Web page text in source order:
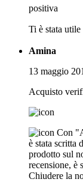
positiva
Ti è stata utile
Amina
13 maggio
Acquisto
Con
è stata scritta
prodotto sul
recensione, è
Chiudere la